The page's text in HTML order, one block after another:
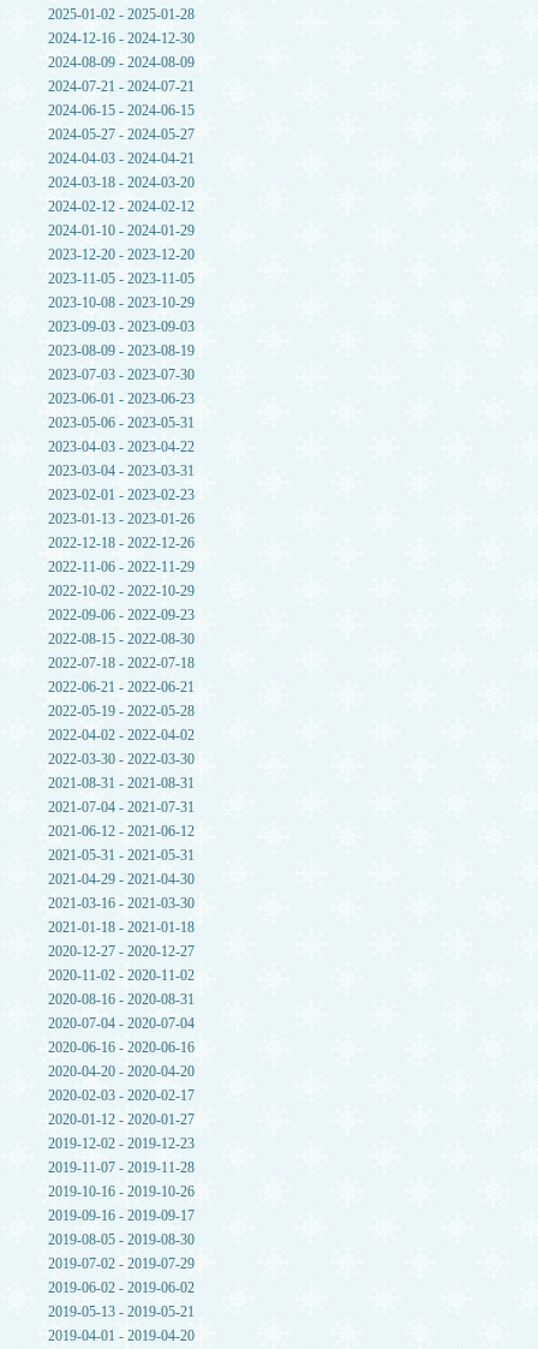
2025-01-02 - 2025-01-28
2024-12-16 - 2024-12-30
2024-08-09 - 2024-08-09
2024-07-21 - 2024-07-21
2024-06-15 - 2024-06-15
2024-05-27 - 2024-05-27
2024-04-03 - 2024-04-21
2024-03-18 - 2024-03-20
2024-02-12 - 2024-02-12
2024-01-10 - 2024-01-29
2023-12-20 - 2023-12-20
2023-11-05 - 2023-11-05
2023-10-08 - 2023-10-29
2023-09-03 - 2023-09-03
2023-08-09 - 2023-08-19
2023-07-03 - 2023-07-30
2023-06-01 - 2023-06-23
2023-05-06 - 2023-05-31
2023-04-03 - 2023-04-22
2023-03-04 - 2023-03-31
2023-02-01 - 2023-02-23
2023-01-13 - 2023-01-26
2022-12-18 - 2022-12-26
2022-11-06 - 2022-11-29
2022-10-02 - 2022-10-29
2022-09-06 - 2022-09-23
2022-08-15 - 2022-08-30
2022-07-18 - 2022-07-18
2022-06-21 - 2022-06-21
2022-05-19 - 2022-05-28
2022-04-02 - 2022-04-02
2022-03-30 - 2022-03-30
2021-08-31 - 2021-08-31
2021-07-04 - 2021-07-31
2021-06-12 - 2021-06-12
2021-05-31 - 2021-05-31
2021-04-29 - 2021-04-30
2021-03-16 - 2021-03-30
2021-01-18 - 2021-01-18
2020-12-27 - 2020-12-27
2020-11-02 - 2020-11-02
2020-08-16 - 2020-08-31
2020-07-04 - 2020-07-04
2020-06-16 - 2020-06-16
2020-04-20 - 2020-04-20
2020-02-03 - 2020-02-17
2020-01-12 - 2020-01-27
2019-12-02 - 2019-12-23
2019-11-07 - 2019-11-28
2019-10-16 - 2019-10-26
2019-09-16 - 2019-09-17
2019-08-05 - 2019-08-30
2019-07-02 - 2019-07-29
2019-06-02 - 2019-06-02
2019-05-13 - 2019-05-21
2019-04-01 - 2019-04-20